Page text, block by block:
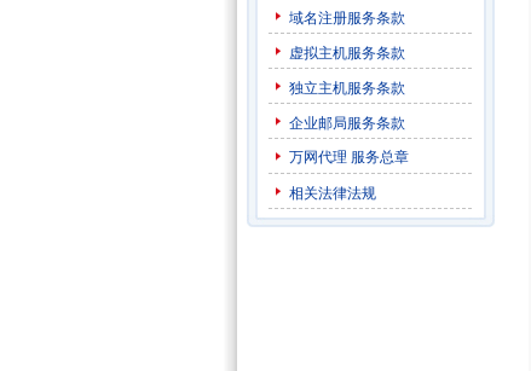
域名注册服务条款
虚拟主机服务条款
独立主机服务条款
企业邮局服务条款
万网代理 服务总章
相关法律法规